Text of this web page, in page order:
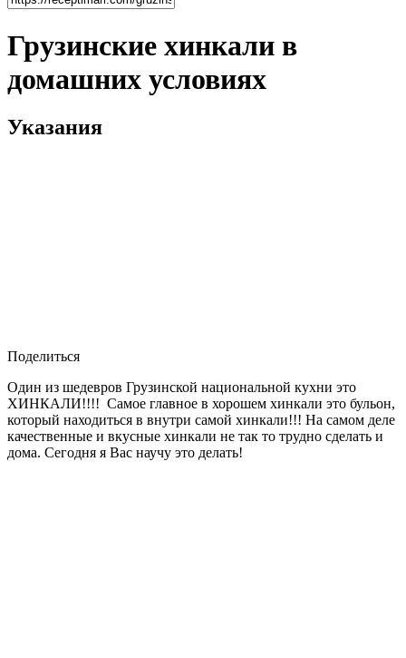
Грузинские хинкали в
домашних условиях
Указания
Поделиться
Один из шедевров Грузинской национальной кухни это
ХИНКАЛИ!!!! Самое главное в хорошем хинкали это бульон,
который находиться в внутри самой хинкали!!! На самом деле
качественные и вкусные хинкали не так то трудно сделать и
дома. Сегодня я Вас научу это делать!